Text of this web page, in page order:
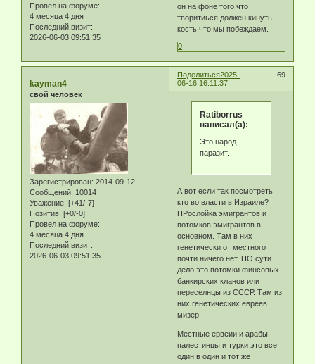
Провел на форуме:
4 месяца 4 дня
Последний визит:
2026-06-03 09:51:35
он на фоне того что
творитиься должен кинуть
кость что мы побеждаем.
0
Поделиться 69
2025-
06-16 16:11:37
kayman4
свой человек
Зарегистрирован: 2014-09-12
Сообщений: 10014
Уважение: [+41/-7]
Позитив: [+0/-0]
Провел на форуме:
4 месяца 4 дня
Последний визит:
2026-06-03 09:51:35
Ratiborrus
написал(а):
Это народ
паразит.
А вот если так посмотреть
кто во власти в Израиле?
ПРослойка эмигрантов и
потомков эмигрантов в
основном. Там в них
генетически от местного
почти ничего нет. ПО сути
дело это потомки финсовых
банкирских кланов или
переселнцы из СССР. Там из
них генетических евреев
мизер.
Местные ервеии и арабы
палестинцы и турки это все
один в один и тот же